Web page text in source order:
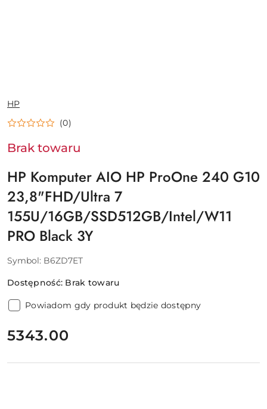
NAZWA
PRODUCENTA:
HP
(0)
Brak towaru
HP Komputer AIO HP ProOne 240 G10
23,8"FHD/Ultra 7
155U/16GB/SSD512GB/Intel/W11
PRO Black 3Y
Symbol: B6ZD7ET
Dostępność: Brak towaru
Powiadom gdy produkt będzie dostępny
cena:
5343.00